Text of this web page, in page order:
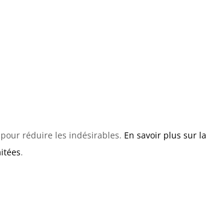
réduire les indésirables. En savoir plus sur
.